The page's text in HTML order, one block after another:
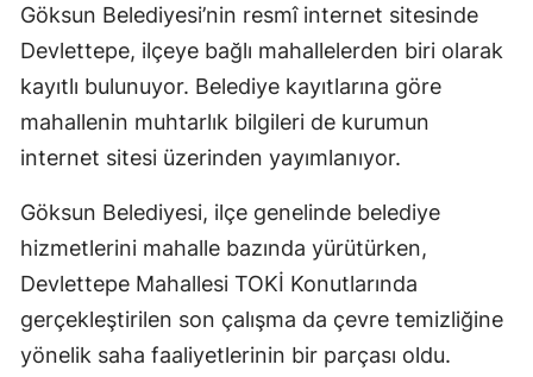
Göksun Belediyesi’nin resmî internet sitesinde
Devlettepe, ilçeye bağlı mahallelerden biri olarak
kayıtlı bulunuyor. Belediye kayıtlarına göre
mahallenin muhtarlık bilgileri de kurumun
internet sitesi üzerinden yayımlanıyor.
Göksun Belediyesi, ilçe genelinde belediye
hizmetlerini mahalle bazında yürütürken,
Devlettepe Mahallesi TOKİ Konutlarında
gerçekleştirilen son çalışma da çevre temizliğine
yönelik saha faaliyetlerinin bir parçası oldu.